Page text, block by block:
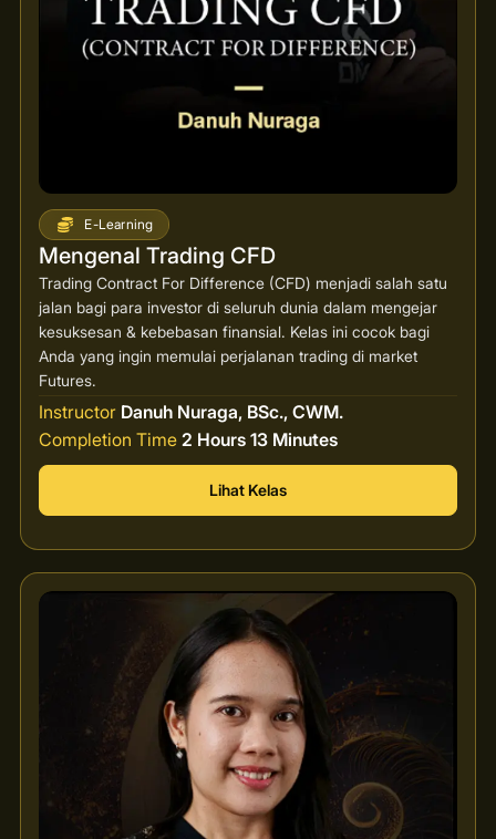
E-Learning
Mengenal Trading CFD
Trading Contract For Difference (CFD) menjadi salah satu
jalan bagi para investor di seluruh dunia dalam mengejar
kesuksesan & kebebasan finansial. Kelas ini cocok bagi
Anda yang ingin memulai perjalanan trading di market
Futures.
Instructor Danuh Nuraga, BSc., CWM.
Completion Time 2 Hours 13 Minutes
Lihat Kelas